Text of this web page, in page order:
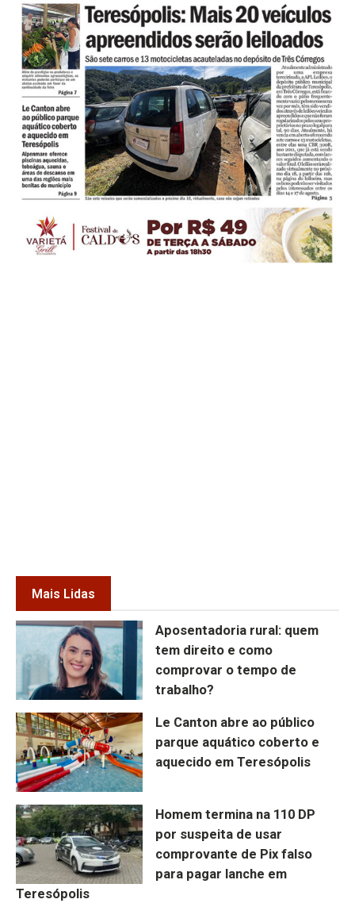
Mais Lidas
Aposentadoria rural: quem
tem direito e como
comprovar o tempo de
trabalho?
Le Canton abre ao público
parque aquático coberto e
aquecido em Teresópolis
Homem termina na 110 DP
por suspeita de usar
comprovante de Pix falso
para pagar lanche em
Teresópolis